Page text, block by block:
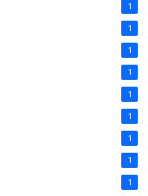
1
1
1
1
1
1
1
1
1